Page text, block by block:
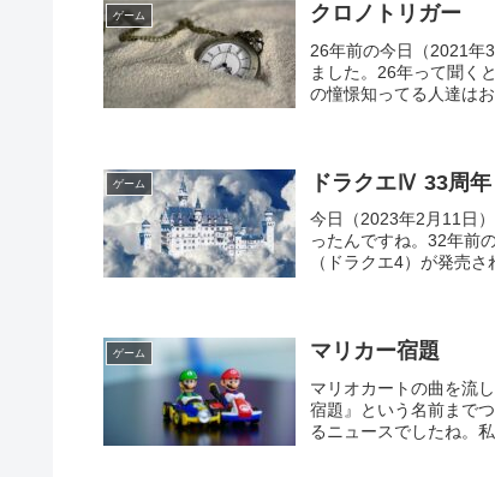
ゲーム クロノトリガー
26年前の今日（2021年
ました。26年って聞く
の憧憬知ってる人達は
ゲーム ドラクエⅣ 33周年
今日（2023年2月11日
ったんですね。32年前
（ドラクエ4）が発売
ゲーム マリカー宿題
マリオカートの曲を流
宿題』という名前まで
るニュースでしたね。